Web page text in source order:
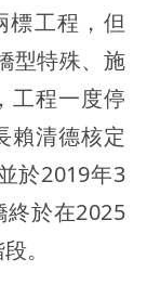
標工程，但
型特殊、施
工程一度停
賴清德核定
於2019年3
終於在2025
。